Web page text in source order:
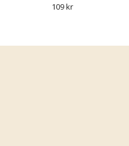
109 kr